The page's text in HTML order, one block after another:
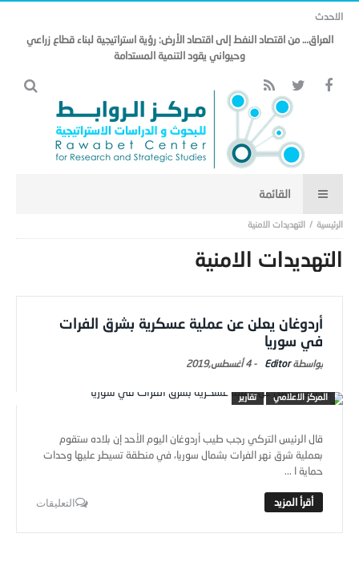
الاحدث
العراق… من اقتصاد النفط إلى اقتصاد الأرض: رؤية استراتيجية لبناء قطاع زراعي
وحيواني يقود التنمية المستدامة
التهديدات الامنية
التهديدات الامنية
أردوغان يعلن عن عملية عسكرية بشرق الفرات
في سوريا
Editor
-4 أغسطس,2019
المركز الاعلامي تقارير
قال الرئيس التركي رجب طيب أردوغان اليوم الأحد إن بلاده ستقوم
بعملية شرق نهر الفرات بشمال سوريا، في منطقة تسيطر عليها وحدات
حماية ا ...
التعليقات